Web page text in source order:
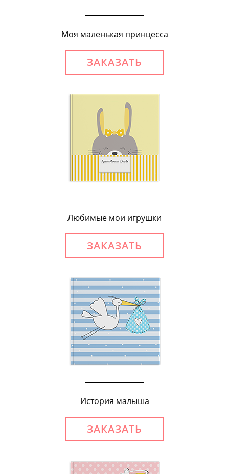
Моя маленькая принцесса
ЗАКАЗАТЬ
Любимые мои игрушки
ЗАКАЗАТЬ
История малыша
ЗАКАЗАТЬ